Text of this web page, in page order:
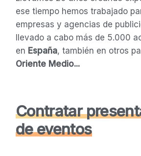
ese tiempo hemos trabajado
empresas y agencias de
llevado a cabo más de 5.000
en España, también en otros
Oriente Medio...
Contratar
de eventos